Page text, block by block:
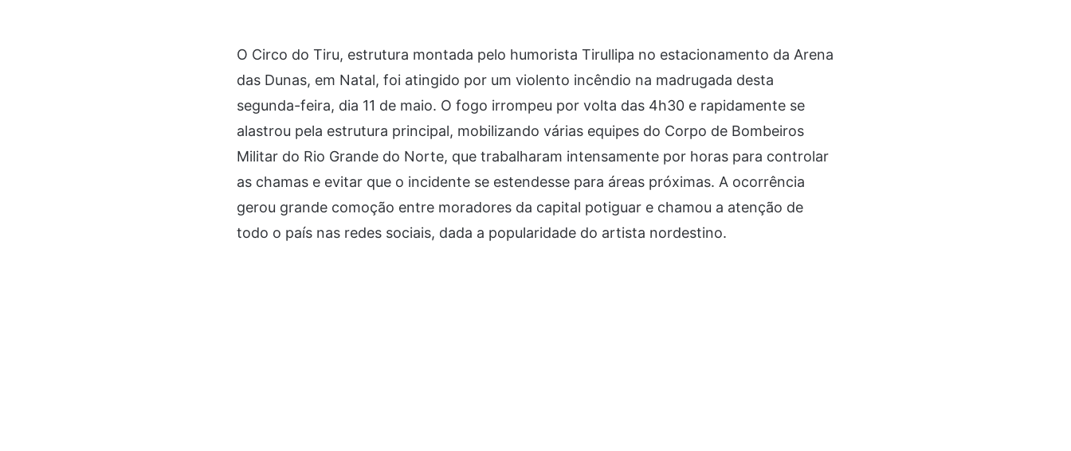
O Circo do Tiru, estrutura montada pelo humorista Tirullipa no estacionamento da Arena
das Dunas, em Natal, foi atingido por um violento incêndio na madrugada desta
segunda-feira, dia 11 de maio. O fogo irrompeu por volta das 4h30 e rapidamente se
alastrou pela estrutura principal, mobilizando várias equipes do Corpo de Bombeiros
Militar do Rio Grande do Norte, que trabalharam intensamente por horas para controlar
as chamas e evitar que o incidente se estendesse para áreas próximas. A ocorrência
gerou grande comoção entre moradores da capital potiguar e chamou a atenção de
todo o país nas redes sociais, dada a popularidade do artista nordestino.